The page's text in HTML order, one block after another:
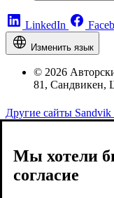
LinkedIn
Изменить язык
© 2026
81, Сандвикен,
Другие сайты Sandvik
Мы хотели
согласие